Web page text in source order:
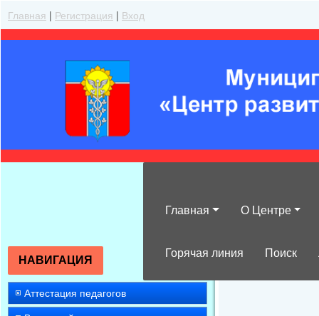
Главная | Регистрация | Вход
Главная О Центре
Горячая линия Поиск
НАВИГАЦИЯ
Аттестация педагогов